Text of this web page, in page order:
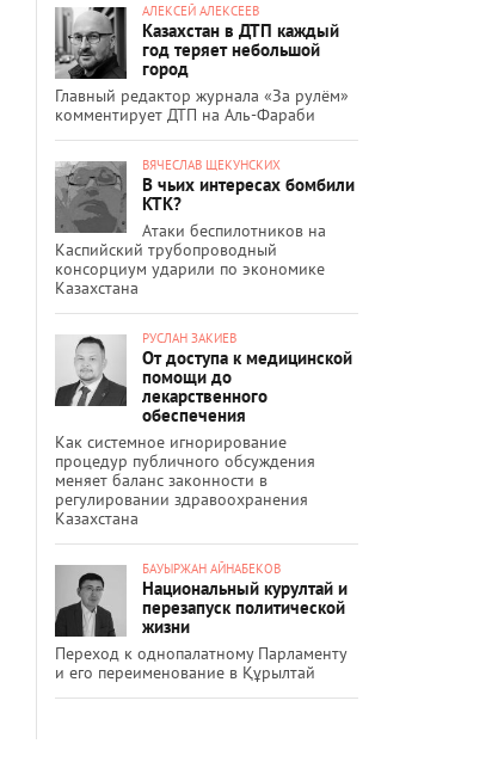
АЛЕКСЕЙ АЛЕКСЕЕВ
Казахстан в ДТП каждый
год теряет небольшой
город
Главный редактор журнала «За рулём»
комментирует ДТП на Аль-Фараби
ВЯЧЕСЛАВ ЩЕКУНСКИХ
В чьих интересах бомбили
КТК?
Атаки беспилотников на
Каспийский трубопроводный
консорциум ударили по экономике
Казахстана
РУСЛАН ЗАКИЕВ
От доступа к медицинской
помощи до
лекарственного
обеспечения
Как системное игнорирование
процедур публичного обсуждения
меняет баланс законности в
регулировании здравоохранения
Казахстана
БАУЫРЖАН АЙНАБЕКОВ
Национальный курултай и
перезапуск политической
жизни
Переход к однопалатному Парламенту
и его переименование в Құрылтай